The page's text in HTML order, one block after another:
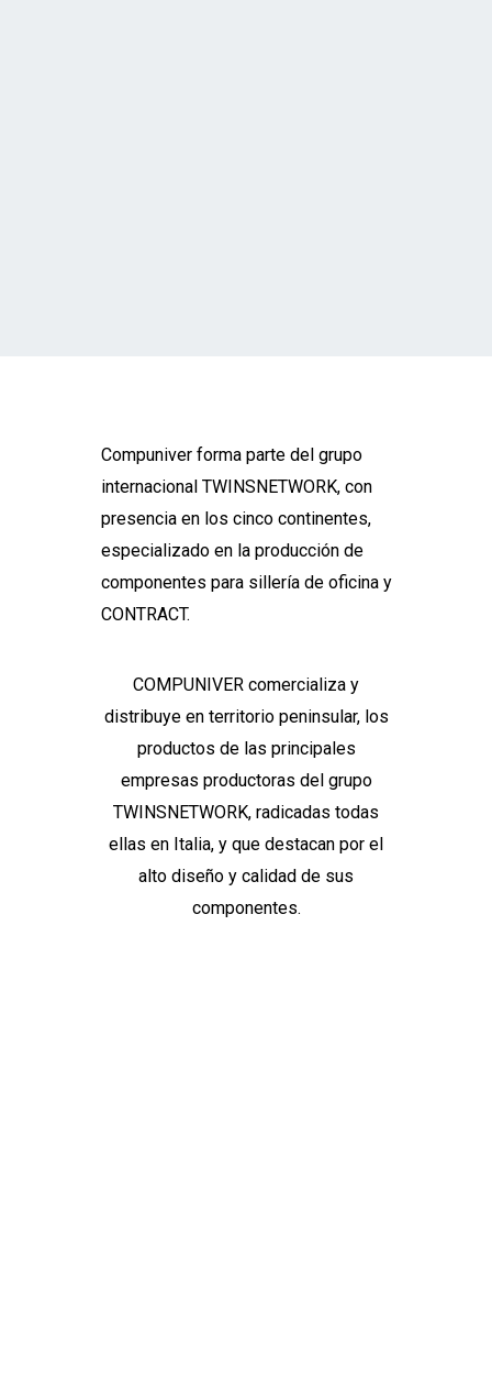
Compuniver forma parte del grupo
internacional TWINSNETWORK, con
presencia en los cinco continentes,
especializado en la producción de
componentes para sillería de oficina y
CONTRACT.
COMPUNIVER comercializa y
distribuye en territorio peninsular, los
productos de las principales
empresas productoras del grupo
TWINSNETWORK, radicadas todas
ellas en Italia, y que destacan por el
alto diseño y calidad de sus
componentes.